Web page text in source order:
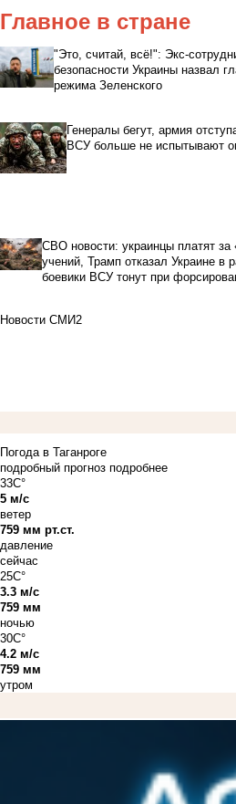
Главное в стране
"Это, считай, всё!": Экс-
безопасности Украины назвал
режима Зеленского
Генералы бегут, армия
ВСУ больше не испытывают
СВО новости: украинцы платят за
учений, Трамп отказал Украине в
боевики ВСУ тонут при
Новости СМИ2
Погода в Таганроге
подробный прогноз подробнее
33C°
5 м/с
ветер
759 мм рт.ст.
давление
сейчас
25C°
3.3 м/с
759 мм
ночью
30C°
4.2 м/с
759 мм
утром